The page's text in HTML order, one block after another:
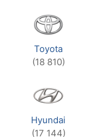
Toyota
(18 810)
Hyundai
(17 144)